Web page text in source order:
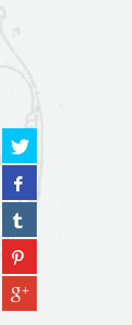
Partager
sur
twitter
(Nouvelle
fenêtre)
Partager
sur
facebook
(Nouvelle
fenêtre)
Partager
sur
tumblr
(Nouvelle
fenêtre)
Partager
sur
pinterest
(Nouvelle
Partager
sur